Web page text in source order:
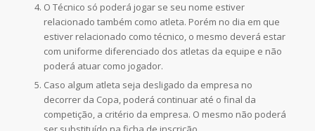
O Técnico só poderá jogar se seu nome estiver
relacionado também como atleta. Porém no dia em que
estiver relacionado como técnico, o mesmo deverá estar
com uniforme diferenciado dos atletas da equipe e não
poderá atuar como jogador.
Caso algum atleta seja desligado da empresa no
decorrer da Copa, poderá continuar até o final da
competição, a critério da empresa. O mesmo não poderá